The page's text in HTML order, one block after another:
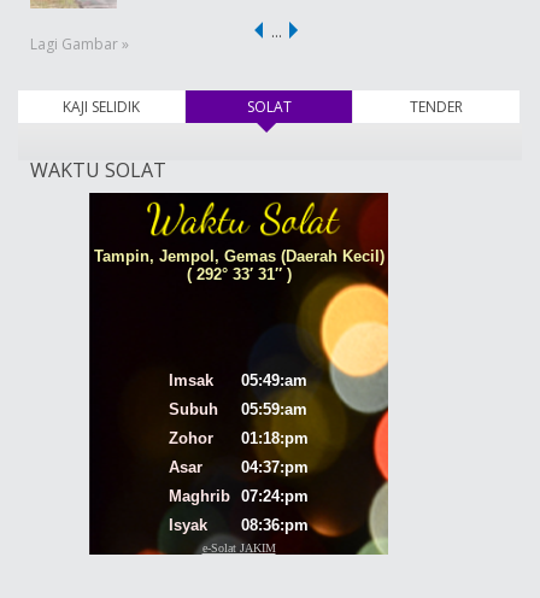
Lagi Gambar »
…
KAJI SELIDIK SOLAT(tab aktif) TENDER
WAKTU SOLAT